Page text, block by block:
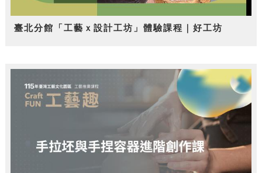
臺北分館「工藝ｘ設計工坊」體驗課程｜好工坊